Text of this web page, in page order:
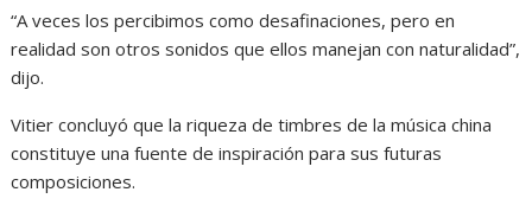
“A veces los percibimos como desafinaciones, pero en
realidad son otros sonidos que ellos manejan con naturalidad”,
dijo.
Vitier concluyó que la riqueza de timbres de la música china
constituye una fuente de inspiración para sus futuras
composiciones.